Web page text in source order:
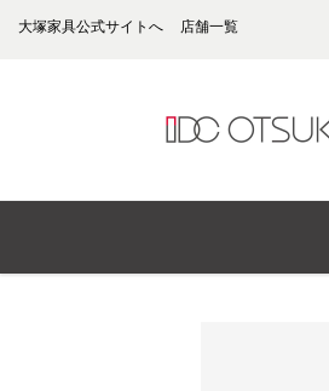
大塚家具公式サイトへ 店舗一覧